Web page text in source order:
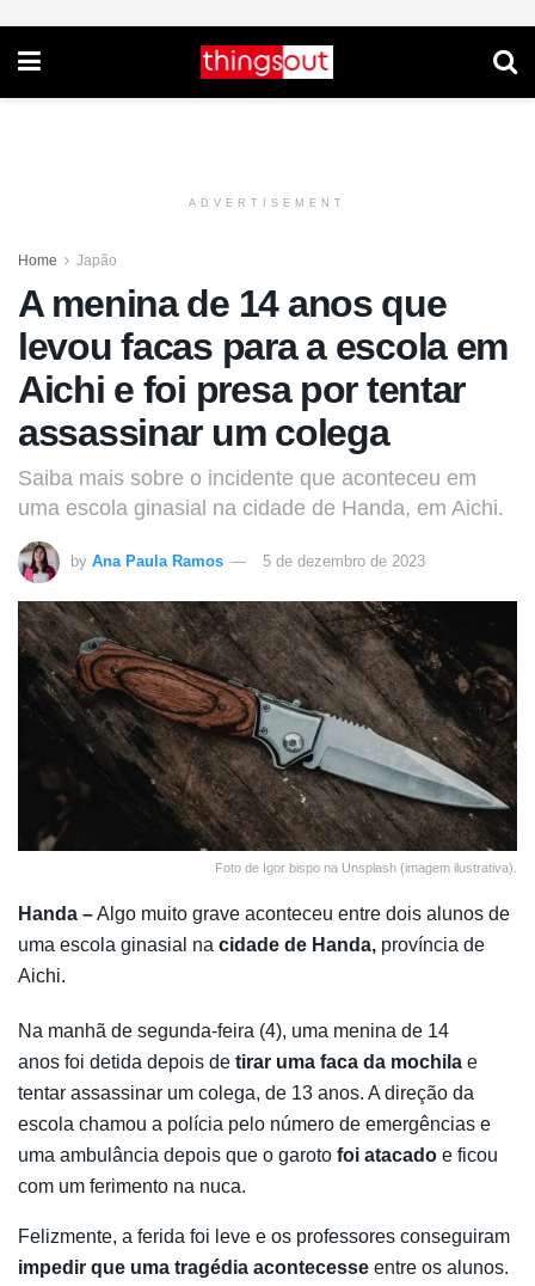
ADVERTISEMENT
Home Japão
A menina de 14 anos que
levou facas para a escola em
Aichi e foi presa por tentar
assassinar um colega
Saiba mais sobre o incidente que aconteceu em
uma escola ginasial na cidade de Handa, em Aichi.
by Ana Paula Ramos 5 de dezembro de 2023
Foto de Igor bispo na Unsplash (imagem ilustrativa).
Handa –Algo muito grave aconteceu entre dois alunos de
uma escola ginasial na cidade de Handa, província de
Aichi.
Na manhã de segunda-feira (4), uma menina de 14
anos foi detida depois de tirar uma faca da mochila e
tentar assassinar um colega, de 13 anos. A direção da
escola chamou a polícia pelo número de emergências e
uma ambulância depois que o garoto foi atacado e ficou
com um ferimento na nuca.
Felizmente, a ferida foi leve e os professores conseguiram
impedir que uma tragédia acontecesse entre os alunos.